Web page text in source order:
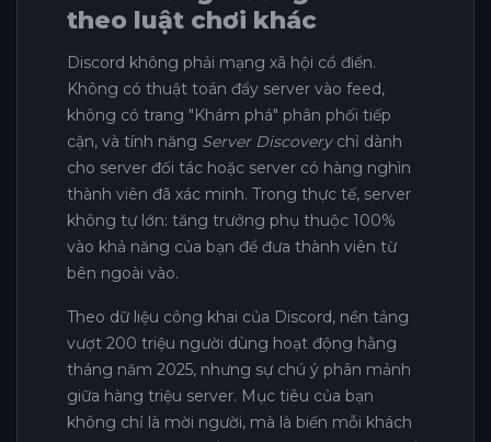
theo luật chơi khác
Discord không phải mạng xã hội cổ điển.
Không có thuật toán đẩy server vào feed,
không có trang "Khám phá" phân phối tiếp
cận, và tính năng Server Discoverychỉ dành
cho server đối tác hoặc server có hàng nghìn
thành viên đã xác minh. Trong thực tế, server
không tự lớn: tăng trưởng phụ thuộc 100%
vào khả năng của bạn để đưa thành viên từ
bên ngoài vào.
Theo dữ liệu công khai của Discord, nền tảng
vượt 200 triệu người dùng hoạt động hằng
tháng năm 2025, nhưng sự chú ý phân mảnh
giữa hàng triệu server. Mục tiêu của bạn
không chỉ là mời người, mà là biến mỗi khách